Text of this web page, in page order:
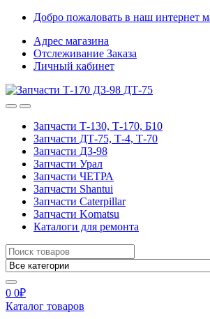
Skip
navigation
Skip
content
Добро пожаловать в наш интернет
Адрес магазина
Отслеживание Заказа
Личный кабинет
Запчасти Т-130, Т-170, Б10
Запчасти ДТ-75, Т-4, Т-70
Запчасти ДЗ-98
Запчасти Урал
Запчасти ЧЕТРА
Запчасти Shantui
Запчасти Caterpillar
Запчасти Komatsu
Каталоги для ремонта
Search
for:
0 0₽
Каталог товаров